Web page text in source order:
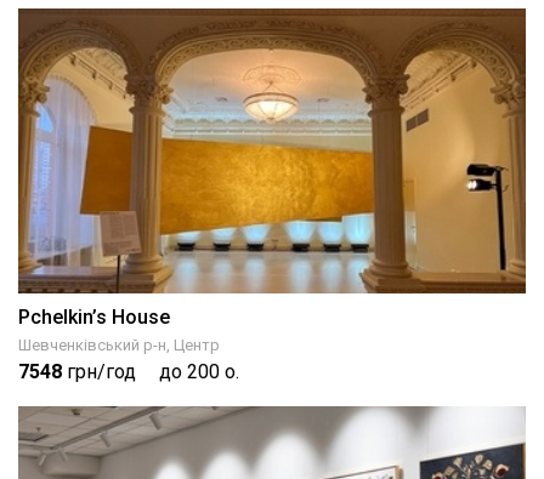
Pchelkin’s House
Шевченківський р-н, Центр
7548 грн/год до 200 о.